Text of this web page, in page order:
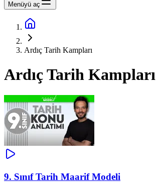
Menüyü aç
Ardıç Tarih Kampları
Ardıç Tarih Kampları
9. Sınıf Tarih Maarif Modeli